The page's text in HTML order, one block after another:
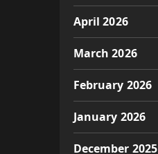
April 2026
March 2026
February 2026
January 2026
December 2025